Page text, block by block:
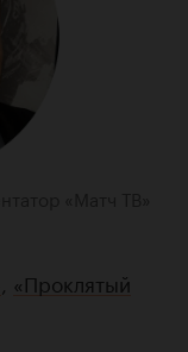
«Проклятый